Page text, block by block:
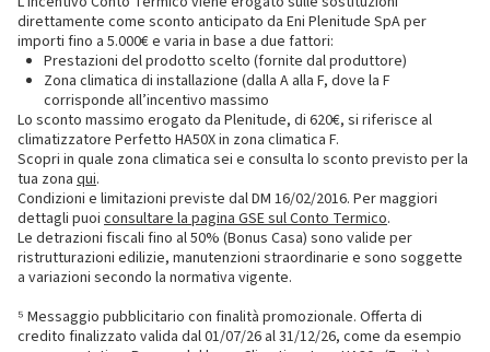
direttamente come sconto anticipato da Eni Plenitude SpA per
importi fino a 5.000€ e varia in base a due fattori:
Prestazioni del prodotto scelto (fornite dal produttore)
Zona climatica di installazione (dalla A alla F, dove la F
corrisponde all’incentivo massimo
Lo sconto massimo erogato da Plenitude, di 620€, si riferisce al
climatizzatore Perfetto HA50X in zona climatica F.
Scopri in quale zona climatica sei e consulta lo sconto previsto per la
tua zona qui.
Condizioni e limitazioni previste dal DM 16/02/2016. Per maggiori
dettagli puoi consultare la pagina GSE sul Conto Termico.
Le detrazioni fiscali fino al 50% (Bonus Casa) sono valide per
ristrutturazioni edilizie, manutenzioni straordinarie e sono soggette
a variazioni secondo la normativa vigente.
⁵ Messaggio pubblicitario con finalità promozionale. Offerta di
credito finalizzato valida dal 01/07/26 al 31/12/26, come da esempio